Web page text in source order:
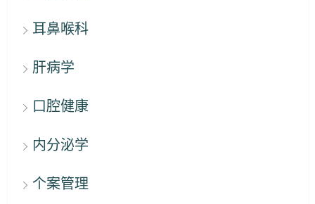
耳鼻喉科
肝病学
口腔健康
内分泌学
个案管理